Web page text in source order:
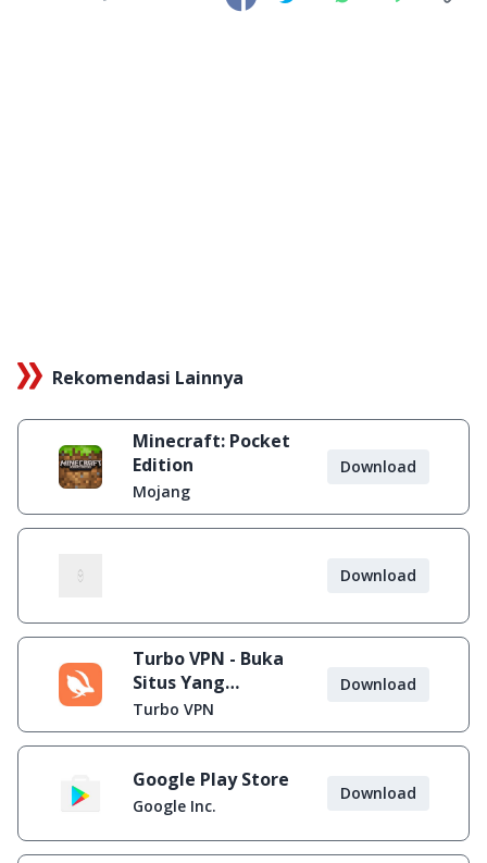
Rekomendasi Lainnya
Minecraft: Pocket
Edition
Mojang
Download
Download
Turbo VPN - Buka
Situs Yang
Diblokir
Turbo VPN
Download
Google Play Store
Google Inc.
Download